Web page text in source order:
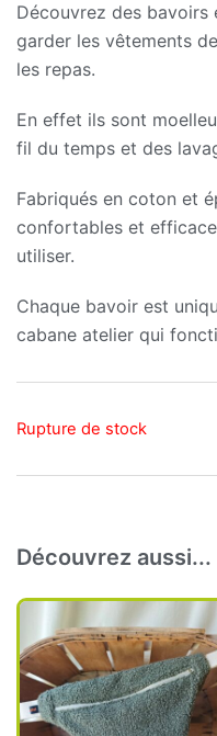
Découvrez des
garder les vêtements
les repas.
En effet ils sont
fil du temps et des
Fabriqués en coton et
confortables et
utiliser.
Chaque bavoir est
cabane atelier qui
Rupture de stock
Découvrez aussi...